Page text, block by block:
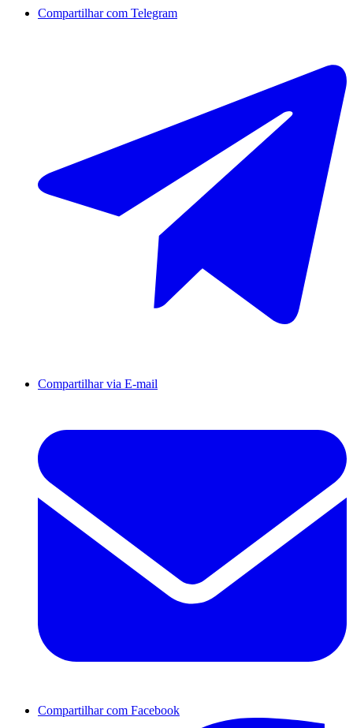
Compartilhar com Telegram
Compartilhar via E-mail
Compartilhar com Facebook